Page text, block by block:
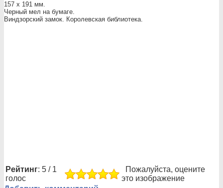
157 х 191 мм.
Черный мел на бумаге.
Виндзорский замок. Королевская библиотека.
Рейтинг: 5 / 1
голос
Пожалуйста, оцените
это изображение